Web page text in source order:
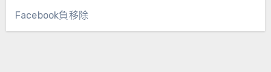
Facebook負移除